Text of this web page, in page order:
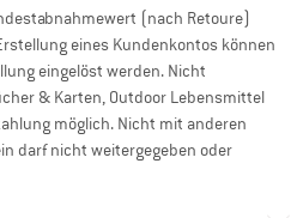
(nach Retoure)
eines Kundenkontos können
eingelöst werden. Nicht
& Karten, Outdoor Lebensmittel
möglich. Nicht mit anderen
darf nicht weitergegeben oder